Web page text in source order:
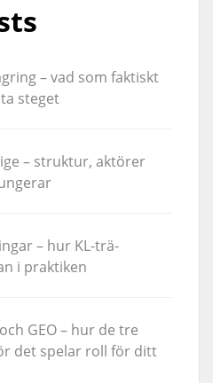
– vad som faktiskt
steget
– struktur, aktörer
– hur KL-trä-
i praktiken
GEO – hur de tre
det spelar roll för ditt